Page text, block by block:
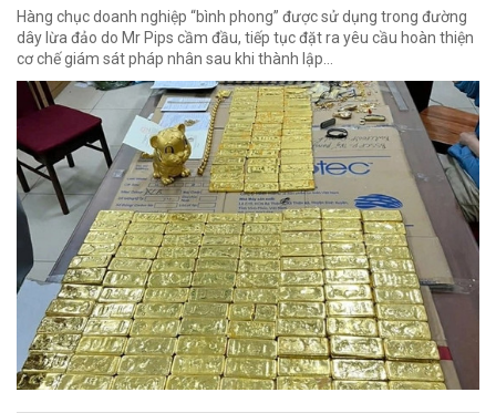
Hàng chục doanh nghiệp “bình phong” được sử dụng trong đường
dây lừa đảo do Mr Pips cầm đầu, tiếp tục đặt ra yêu cầu hoàn thiện
cơ chế giám sát pháp nhân sau khi thành lập…